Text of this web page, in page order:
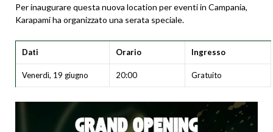
Per inaugurare questa nuova location per eventi in Campania,
Karapami ha organizzato una serata speciale.
Dati Orario Ingresso
Venerdì, 19 giugno 20:00 Gratuito